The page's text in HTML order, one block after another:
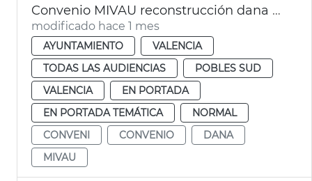
Convenio MIVAU reconstrucción dana València
modificado hace 1 mes
AYUNTAMIENTO
VALENCIA
TODAS LAS AUDIENCIAS
POBLES SUD
VALENCIA
EN PORTADA
EN PORTADA TEMÁTICA
NORMAL
CONVENI
CONVENIO
DANA
MIVAU